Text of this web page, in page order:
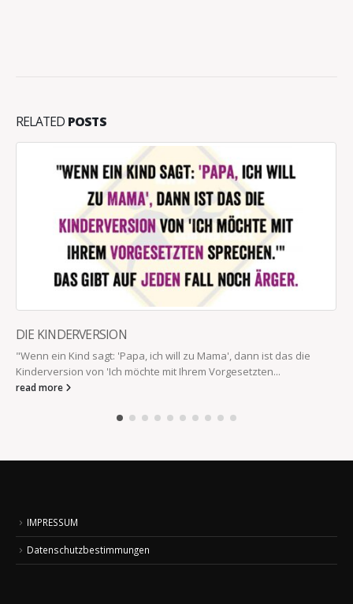
RELATED POSTS
DIE KINDERVERSION
"Wenn ein Kind sagt: 'Papa, ich will zu Mama', dann ist das die
Kinderversion von 'Ich möchte mit Ihrem Vorgesetzten...
read more
IMPRESSUM
Datenschutzbestimmungen